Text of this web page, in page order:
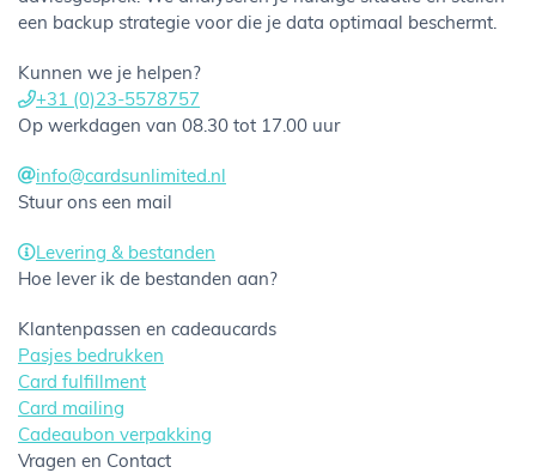
een backup strategie voor die je data optimaal beschermt.
Kunnen we je helpen?
+31 (0)23-5578757
Op werkdagen van 08.30 tot 17.00 uur
info@cardsunlimited.nl
Stuur ons een mail
Levering & bestanden
Hoe lever ik de bestanden aan?
Klantenpassen en cadeaucards
Pasjes bedrukken
Card fulfillment
Card mailing
Cadeaubon verpakking
Vragen en Contact